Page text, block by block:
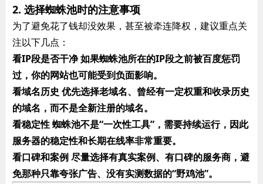
2. 选择蜘蛛池时的注意事项
为了避免花了钱却没效果，甚至被牵连降权，建议重点关
注以下几点：
看IP段是否干净​ 如果蜘蛛池所在的IP段之前被百度惩罚
过，你的网站也可能受到负面影响。
看域名历史​ 优先选择老域名、曾经有一定权重和收录历史
的域名，而不是全新注册的域名。
看稳定性​ 蜘蛛池不是“一次性工具”，需要持续运行，因此
服务器的稳定性和长期在线率非常重要。
看口碑和案例​ 尽量选择有真实案例、有口碑的服务商，避
免那种只靠夸张广告、没有实测数据的“野鸡池”。